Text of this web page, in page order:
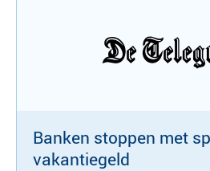
Banken stoppen met
vakantiegeld